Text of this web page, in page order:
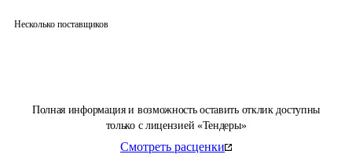
Полная информация и возможность оставить отклик доступны
только с лицензией «Тендеры»
Смотреть расценки
Несколько поставщиков